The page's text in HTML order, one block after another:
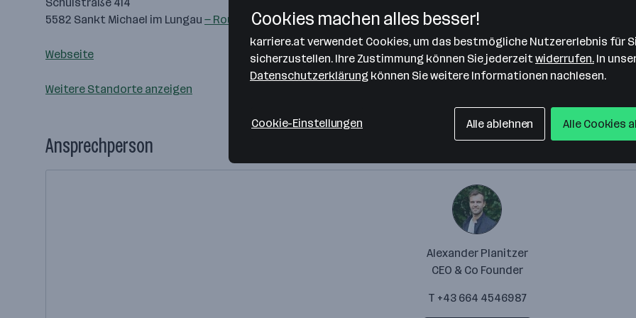
5582 Sankt Michael im Lungau — Route berechnen
Webseite
Weitere Standorte anzeigen
Ansprechperson
Alexander Planitzer
CEO & Co Founder
T +43 664 4546987
Cookies machen alles besser!
karriere.at verwendet Cookies, um das bestmögliche Nutzererlebnis für
sicherzustellen. Ihre Zustimmung können Sie jederzeit widerrufen. In
Datenschutzerklärung können Sie weitere Informationen nachlesen.
Cookie-Einstellungen Alle ablehnen Alle Cookies